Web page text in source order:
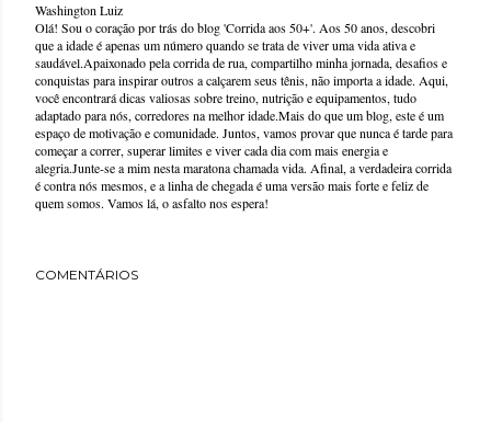
Washington Luiz
Olá! Sou o coração por trás do blog 'Corrida aos 50+'. Aos 50 anos, descobri
que a idade é apenas um número quando se trata de viver uma vida ativa e
saudável.Apaixonado pela corrida de rua, compartilho minha jornada, desafios e
conquistas para inspirar outros a calçarem seus tênis, não importa a idade. Aqui,
você encontrará dicas valiosas sobre treino, nutrição e equipamentos, tudo
adaptado para nós, corredores na melhor idade.Mais do que um blog, este é um
espaço de motivação e comunidade. Juntos, vamos provar que nunca é tarde para
começar a correr, superar limites e viver cada dia com mais energia e
alegria.Junte-se a mim nesta maratona chamada vida. Afinal, a verdadeira corrida
é contra nós mesmos, e a linha de chegada é uma versão mais forte e feliz de
quem somos. Vamos lá, o asfalto nos espera!
COMENTÁRIOS